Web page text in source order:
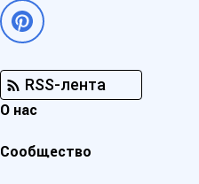
RSS-лента
О нас
Сообщество